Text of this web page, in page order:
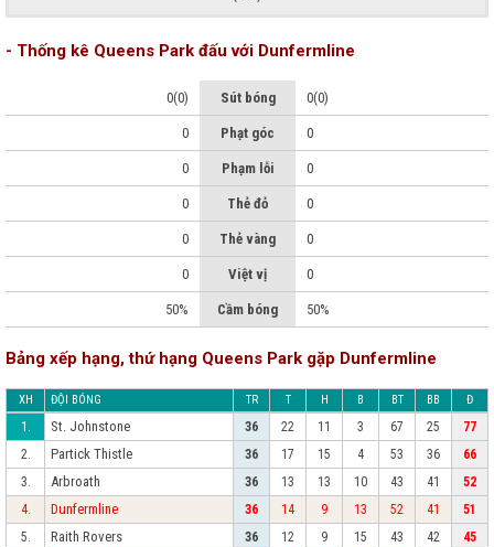
- Thống kê Queens Park đấu với Dunfermline
0(0) Sút bóng 0(0)
0 Phạt góc 0
0 Phạm lỗi 0
0 Thẻ đỏ 0
0 Thẻ vàng 0
0 Việt vị 0
50% Cầm bóng 50%
Bảng xếp hạng, thứ hạng Queens Park gặp Dunfermline
XH ĐỘI BÓNG TR T H B BT BB Đ
1. St. Johnstone 36 22 11 3 67 25
77
2.
Partick Thistle 36 17 15 4 53 36
66
3.
Arbroath 36 13 13 10 43 41
52
4.
Dunfermline 36 14 9 13 52 41
51
5.
Raith Rovers 36 12 9 15 43 42
45